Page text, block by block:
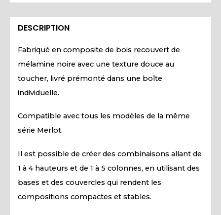
DESCRIPTION
Fabriqué en composite de bois recouvert de
mélamine noire avec une texture douce au
toucher, livré prémonté dans une boîte
individuelle.
Compatible avec tous les modèles de la même
série Merlot.
Il est possible de créer des combinaisons allant de
1 à 4 hauteurs et de 1 à 5 colonnes, en utilisant des
bases et des couvercles qui rendent les
compositions compactes et stables.